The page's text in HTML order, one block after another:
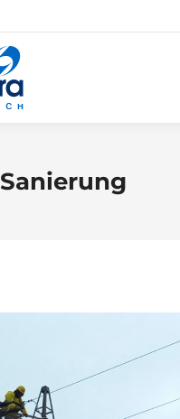
Sanierung